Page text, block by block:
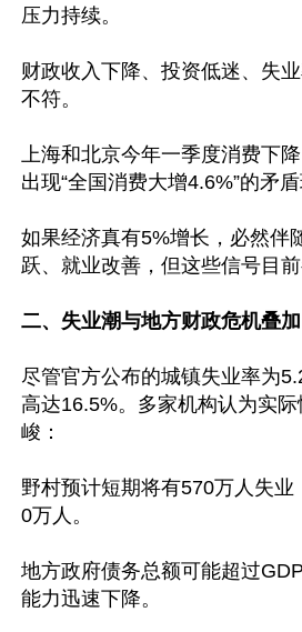
压力持续。
财政收入下降、投资低迷、失
不符。
上海和北京今年一季度消费下
出现“全国消费大增4.6%”的矛盾
如果经济真有5%增长，必然伴
跃、就业改善，但这些信号目前
二、失业潮与地方财政危机叠加
尽管官方公布的城镇失业率为
高达16.5%。多家机构认为实
峻：
野村预计短期将有570万人失
0万人。
地方政府债务总额可能超过
能力迅速下降。